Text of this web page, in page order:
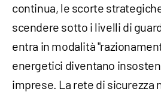
continua, le scorte
scendere sotto i livelli di
entra in modalità
energetici diventano
imprese. La rete di sicurezza